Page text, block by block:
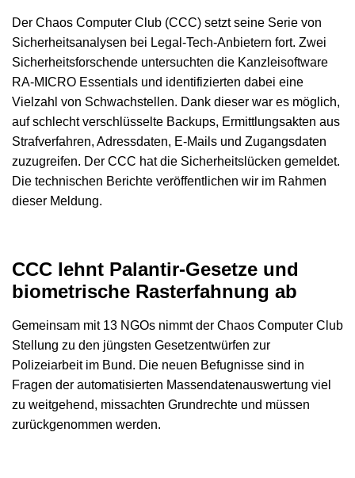
Der Chaos Computer Club (CCC) setzt seine Serie von
Sicherheitsanalysen bei Legal-Tech-Anbietern fort. Zwei
Sicherheitsforschende untersuchten die Kanzleisoftware
RA-MICRO Essentials und identifizierten dabei eine
Vielzahl von Schwachstellen. Dank dieser war es möglich,
auf schlecht verschlüsselte Backups, Ermittlungsakten aus
Strafverfahren, Adressdaten, E-Mails und Zugangsdaten
zuzugreifen. Der CCC hat die Sicherheitslücken gemeldet.
Die technischen Berichte veröffentlichen wir im Rahmen
dieser Meldung.
CCC lehnt Palantir-Gesetze und
biometrische Rasterfahnung ab
Gemeinsam mit 13 NGOs nimmt der Chaos Computer Club
Stellung zu den jüngsten Gesetzentwürfen zur
Polizeiarbeit im Bund. Die neuen Befugnisse sind in
Fragen der automatisierten Massendatenauswertung viel
zu weitgehend, missachten Grundrechte und müssen
zurückgenommen werden.